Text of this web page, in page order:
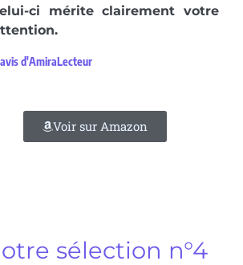
ci mérite clairement votre
d'AmiraLecteur
Voir sur Amazon
sélection n°4